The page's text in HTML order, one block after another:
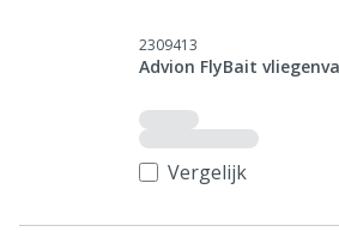
2309413
Advion FlyBait
Vergelijk